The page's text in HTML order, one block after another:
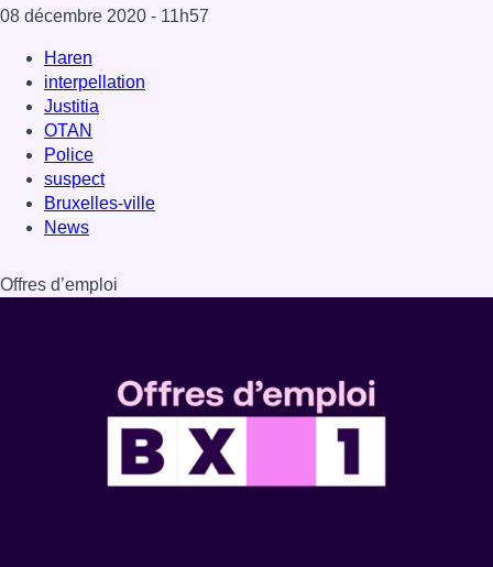
08 décembre 2020 - 11h57
Haren
interpellation
Justitia
OTAN
Police
suspect
Bruxelles-ville
News
Offres d’emploi